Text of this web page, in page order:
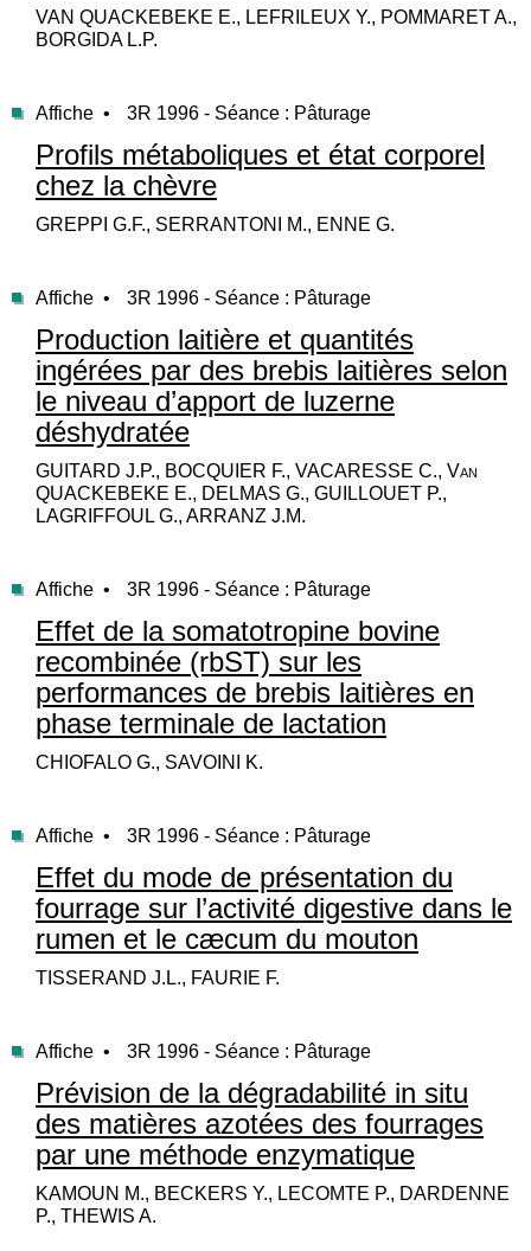
VAN QUACKEBEKE E., LEFRILEUX Y., POMMARET A.,
BORGIDA L.P.
Affiche • 3R 1996 - Séance : Pâturage
Profils métaboliques et état corporel
chez la chèvre
GREPPI G.F., SERRANTONI M., ENNE G.
Affiche • 3R 1996 - Séance : Pâturage
Production laitière et quantités
ingérées par des brebis laitières selon
le niveau d’apport de luzerne
déshydratée
GUITARD J.P., BOCQUIER F., VACARESSE C., Van
QUACKEBEKE E., DELMAS G., GUILLOUET P.,
LAGRIFFOUL G., ARRANZ J.M.
Affiche • 3R 1996 - Séance : Pâturage
Effet de la somatotropine bovine
recombinée (rbST) sur les
performances de brebis laitières en
phase terminale de lactation
CHIOFALO G., SAVOINI K.
Affiche • 3R 1996 - Séance : Pâturage
Effet du mode de présentation du
fourrage sur l’activité digestive dans le
rumen et le cæcum du mouton
TISSERAND J.L., FAURIE F.
Affiche • 3R 1996 - Séance : Pâturage
Prévision de la dégradabilité in situ
des matières azotées des fourrages
par une méthode enzymatique
KAMOUN M., BECKERS Y., LECOMTE P., DARDENNE
P., THEWIS A.